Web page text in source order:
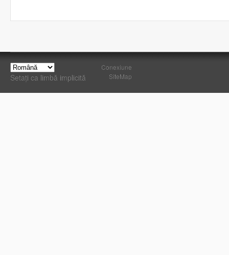
Setați ca limbă implicită
Conexiune
SiteMap